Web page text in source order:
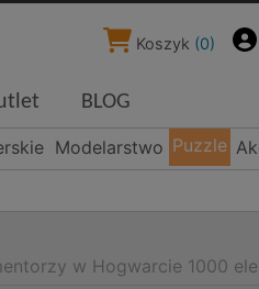
Koszyk (0)
BLOG
Modelarstwo Puzzle
w Hogwarcie 1000